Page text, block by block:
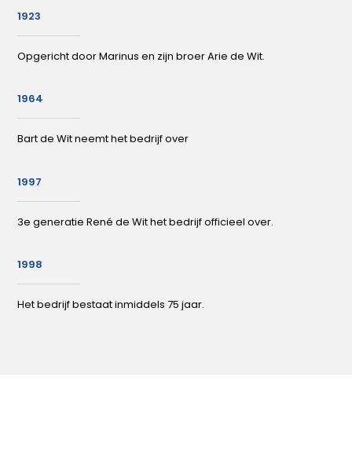
1923
Opgericht door Marinus en zijn broer Arie de Wit.
1964
Bart de Wit neemt het bedrijf over
1997
3e generatie René de Wit het bedrijf officieel over.
1998
Het bedrijf bestaat inmiddels 75 jaar.